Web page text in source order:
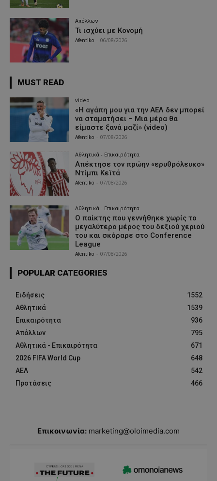
Απόλλων
Τι ισχύει με Κονομή
Afentiko 06/08/2026
MUST READ
video
«Η αγάπη μου για την ΑΕΛ δεν μπορεί
να σταματήσει – Μια μέρα θα
είμαστε ξανά μαζί» (video)
Afentiko 07/08/2026
Αθλητικά - Επικαιρότητα
Απέκτησε τον πρώην «ερυθρόλευκο»
Ντίμπι Κεϊτά
Afentiko 07/08/2026
Αθλητικά - Επικαιρότητα
Ο παίκτης που γεννήθηκε χωρίς το
μεγαλύτερο μέρος του δεξιού χεριού
του και σκόραρε στο Conference
League
Afentiko 07/08/2026
POPULAR CATEGORIES
Ειδήσεις
1552
Αθλητικά
1539
Επικαιρότητα
936
Απόλλων
795
Αθλητικά - Επικαιρότητα
671
2026 FIFA World Cup
648
ΑΕΛ
542
Προτάσεις
466
Επικοινωνία: marketing@oloimedia.com